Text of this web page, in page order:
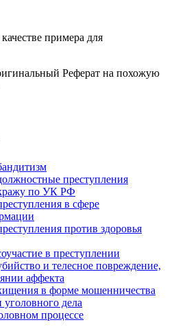
примера для
ый Реферат на похожую
преступления
кражу по УК РФ
в сфере
против здоровья
в преступлении
и телесное повреждение,
аффекта
в форме мошенничества
дела
процессе